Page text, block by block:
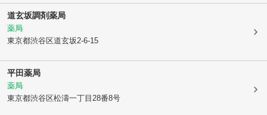
道玄坂調剤薬局
薬局
東京都渋谷区道玄坂2-6-15
平田薬局
薬局
東京都渋谷区松濤一丁目28番8号